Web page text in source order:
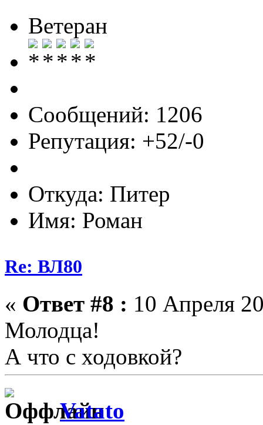
Ветеран
Сообщений: 1206
Репутация: +52/-0
Откуда: Питер
Имя: Роман
Re: ВЛ80
« Ответ #8 : 10 Апреля
Молодца!
А что с ходовкой?
Vatato